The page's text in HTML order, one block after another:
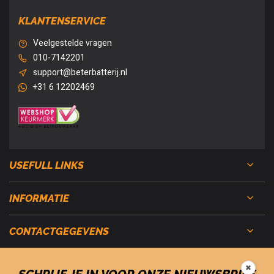
KLANTENSERVICE
Veelgestelde vragen
010-7142201
support@beterbatterij.nl
+31 6 12202469
USEFULL LINKS
INFORMATIE
CONTACTGEGEVENS
✖